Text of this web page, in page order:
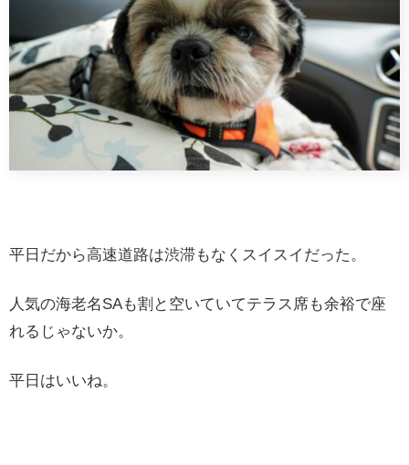
平日だから高速道路は渋滞もなくスイスイだった。
人気の海老名SAも割と空いていてテラス席も余裕で座
れるじゃないか。
平日はいいね。